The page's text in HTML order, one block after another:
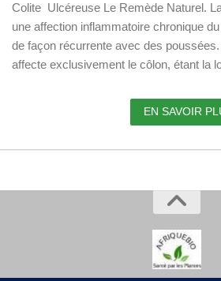
Colite Ulcéreuse Le Remède Naturel.
une affection inflammatoire chronique
de façon récurrente avec des
affecte exclusivement le côlon, étant la
EN SAVOIR